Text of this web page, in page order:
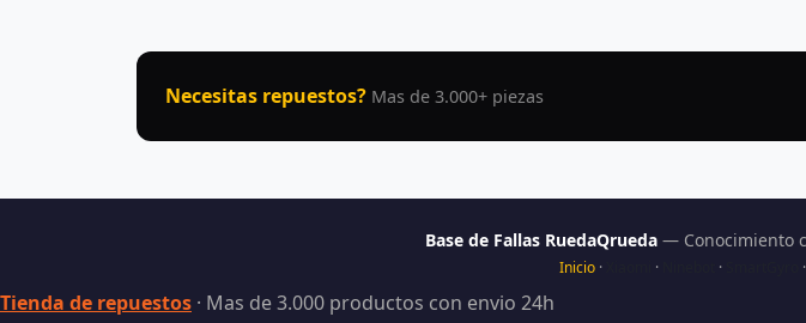
Necesitas repuestos? Mas de 3.000+ piezas
Base de Fallas RuedaQrueda— Conocimiento
Inicio · · · ·
Tienda de repuestos · Mas de 3.000 productos con envio 24h